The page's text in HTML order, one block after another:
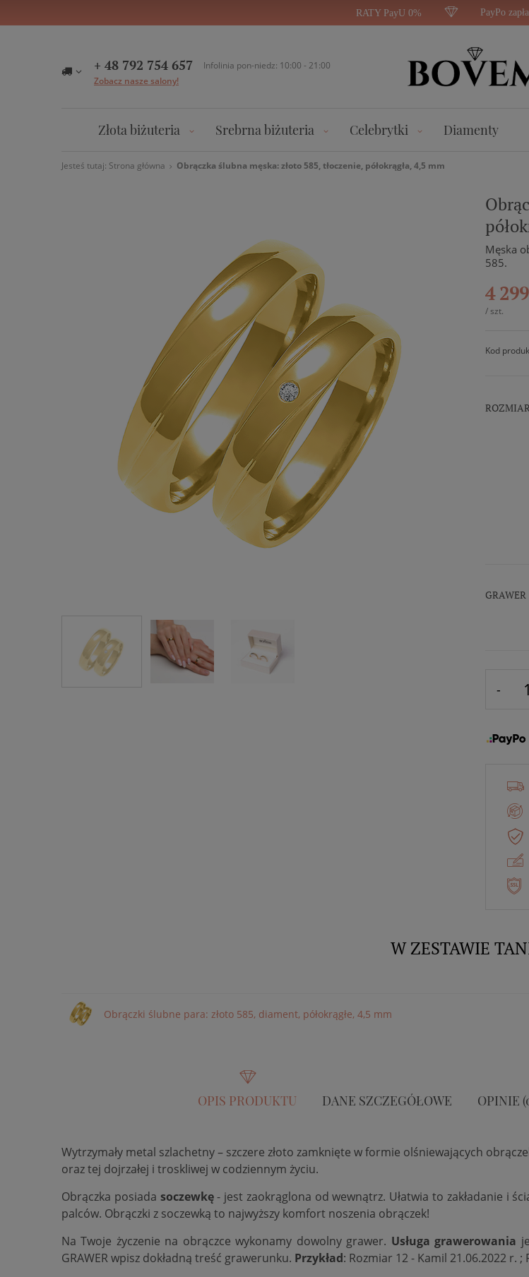
RATY PayU 0% PayPo
+ 48 792 754 657
Infolinia pon-niedz: 10:00 - 21:00
Zobacz nasze salony!
Złota biżuteria Srebrna biżuteria Celebrytki Diamenty
Jesteś tutaj: Strona główna Obrączka ślubna męska: złoto 585, tłoczenie, półokrągła, 4,5 mm
Męska
585.
4
/ szt.
Kod
GRAWER
W ZESTAWIE
Obrączki ślubne para: złoto 585, diament, półokrągłe, 4,5 mm
OPIS PRODUKTU DANE SZCZEGÓŁOWE OPINIE
Wytrzymały metal szlachetny – szczere złoto zamknięte w formie olśniewających
oraz tej dojrzałej i troskliwej w codziennym życiu.
Obrączka posiada soczewkę- jest zaokrąglona od wewnątrz. Ułatwia to zakładanie i
palców. Obrączki z soczewką to najwyższy komfort noszenia obrączek!
Na Twoje życzenie na obrączce wykonamy dowolny grawer. Usługa grawerowania
GRAWER wpisz dokładną treść grawerunku. Przykład: Rozmiar 12 - Kamil 21.06.2022 r.